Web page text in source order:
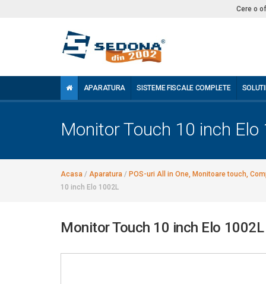
Cere o
APARATURA SISTEME FISCALE COMPLETE
Monitor Touch 10 inch Elo
Acasa / Aparatura / POS-uri All in One, Monitoare touch,
10 inch Elo 1002L
Monitor Touch 10 inch Elo 1002L